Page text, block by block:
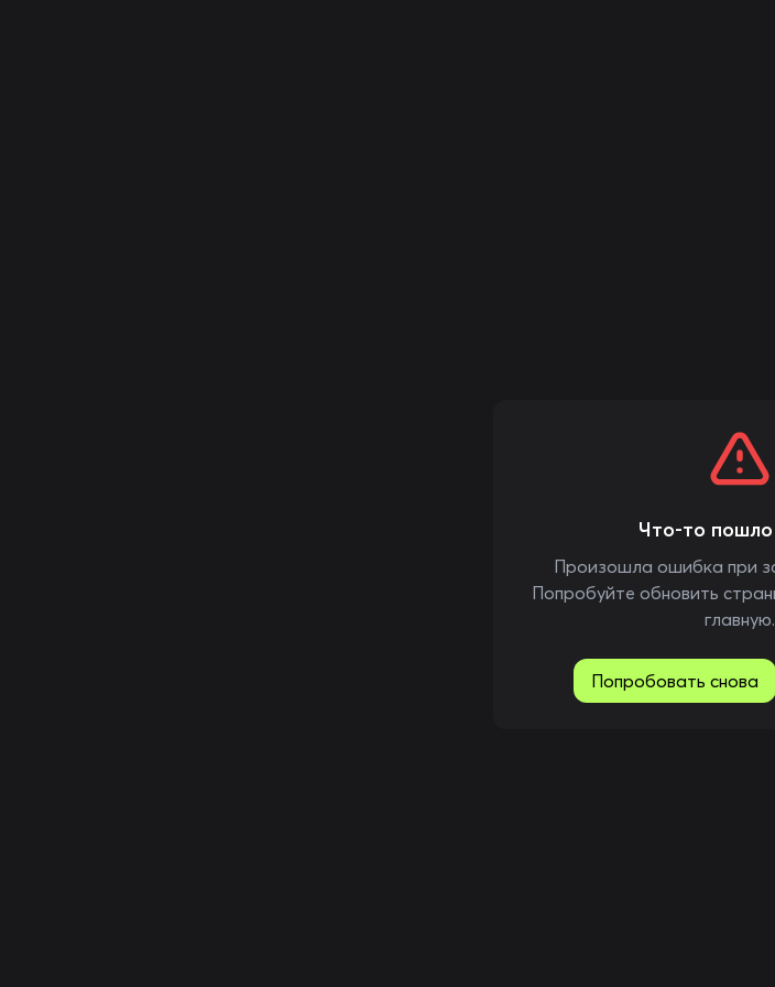
Что-то
Произошла ошибка при
Попробуйте обновить
главную.
Попробовать снова